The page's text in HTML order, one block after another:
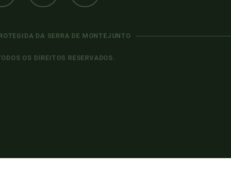
DA SERRA DE MONTEJUNTO
OS DIREITOS RESERVADOS.